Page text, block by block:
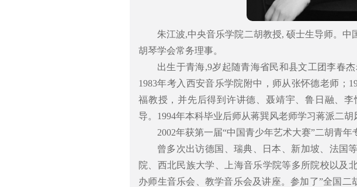
朱江波,中央音乐学院二胡教授, 硕士生导师。
胡琴学会常务理事。
出生于青海,9岁起随青海省民和县文工团李春
1983年考入西安音乐学院附中，师从张怀德老师；
福教授，并先后得到许讲德、聂靖宇、鲁日融、
导。1994年本科毕业后师从蒋巽风老师学习蒋派二胡
2002年获第一届“中国青少年艺术大赛”二胡青年
曾多次出访德国、瑞典、日本、新加坡、法国
院、西北民族大学、上海音乐学院等多所院校以及
办师生音乐会、教学音乐会及讲座。参加了”全国二